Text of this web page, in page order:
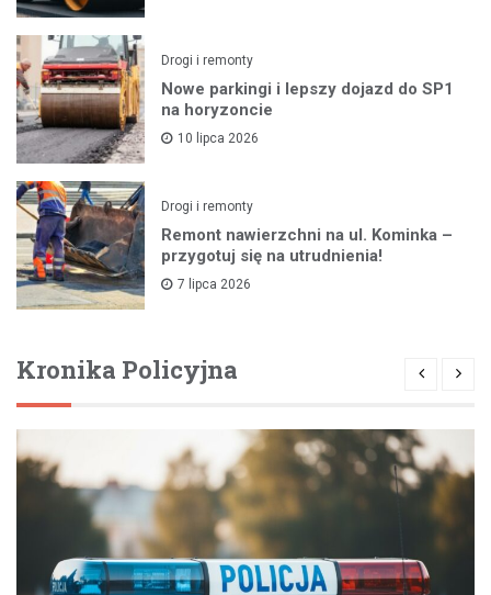
Drogi i remonty
Nowe parkingi i lepszy dojazd do SP1
na horyzoncie
10 lipca 2026
Drogi i remonty
Remont nawierzchni na ul. Kominka –
przygotuj się na utrudnienia!
7 lipca 2026
Kronika Policyjna